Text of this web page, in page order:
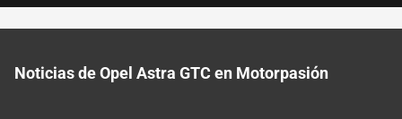
Noticias de Opel Astra GTC en Motorpasión